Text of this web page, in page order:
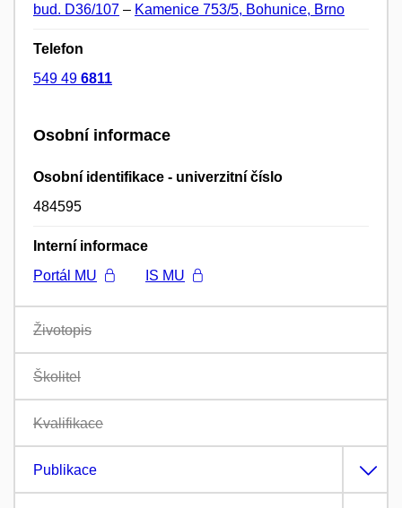
bud. D36/107 – Kamenice 753/5, Bohunice, Brno
Telefon
549 49 6811
Osobní informace
Osobní identifikace - univerzitní číslo
484595
Interní informace
Portál MU
IS MU
Životopis
Školitel
Kvalifikace
Publikace